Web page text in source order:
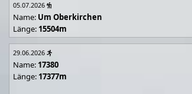
05.07.2026
Name: Um Oberkirchen
Länge: 15504m
29.06.2026
Name: 17380
Länge: 17377m